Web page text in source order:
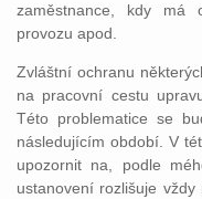
zaměstnance, kdy má
provozu apod.
Zvláštní ochranu
na pracovní cestu
Této problematice se
následujícím období. V
upozornit na, podle
ustanovení rozlišuje vždy